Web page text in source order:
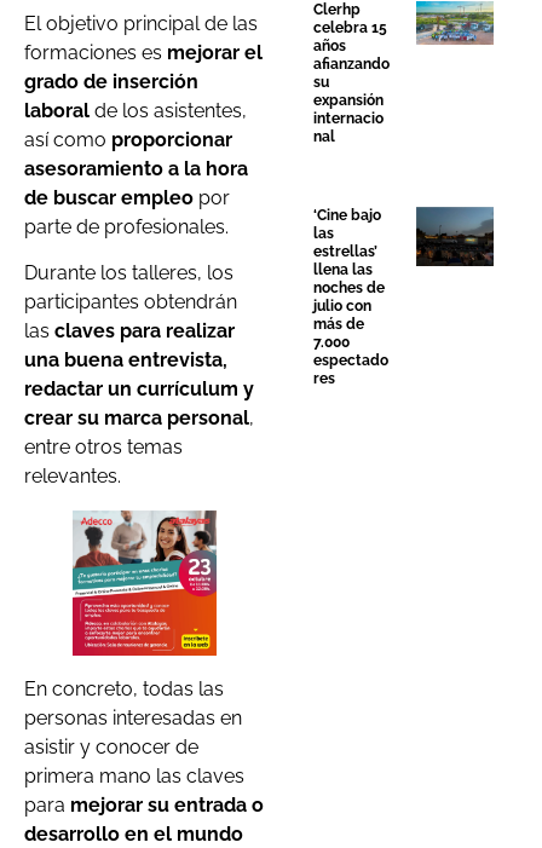
El objetivo principal de las
formaciones es mejorar el
grado de inserción
laboral de los asistentes,
así como proporcionar
asesoramiento a la hora
de buscar empleo por
parte de profesionales.
Durante los talleres, los
participantes obtendrán
las claves para realizar
una buena entrevista,
redactar un currículum y
crear su marca personal,
entre otros temas
relevantes.
En concreto, todas las
personas interesadas en
asistir y conocer de
primera mano las claves
para mejorar su entrada o
desarrollo en el mundo
Clerhp
celebra 15
años
afianzando
su
expansión
internacio
nal
‘Cine bajo
las
estrellas’
llena las
noches de
julio con
más de
7.000
espectado
res